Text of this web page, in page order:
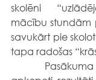
skolēni
mācību stundām
savukārt pie
tapa radošas